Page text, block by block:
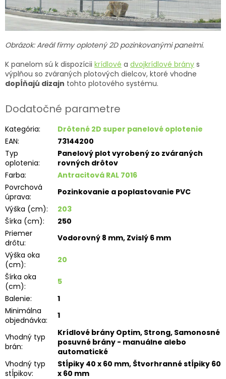
Obrázok: Areál firmy oplotený 2D pozinkovanými panelmi.
K panelom sú k dispozícii krídlové a dvojkrídlové brány s
výplňou so zváraných plotových dielcov, ktoré vhodne
dopĺňajú dizajn tohto plotového systému.
Dodatočné parametre
Kategória:
Drôtené 2D super panelové oplotenie
EAN:
73144200
Typ
oplotenia:
Panelový plot vyrobený zo zváraných
rovných drôtov
Farba:
Antracitová RAL 7016
Povrchová
úprava:
Pozinkovanie a poplastovanie PVC
Výška (cm):
203
Šírka (cm):
250
Priemer
drôtu:
Vodorovný 8 mm, Zvislý 6 mm
Výška oka
(cm):
20
Šírka oka
(cm):
5
Balenie:
1
Minimálna
objednávka: 1
Vhodný typ
brán:
Krídlové brány Optim, Strong, Samonosné
posuvné brány - manuálne alebo
automatické
Vhodný typ
stĺpikov:
Stĺpiky 40 x 60 mm, Štvorhranné stĺpiky 60
x 60 mm